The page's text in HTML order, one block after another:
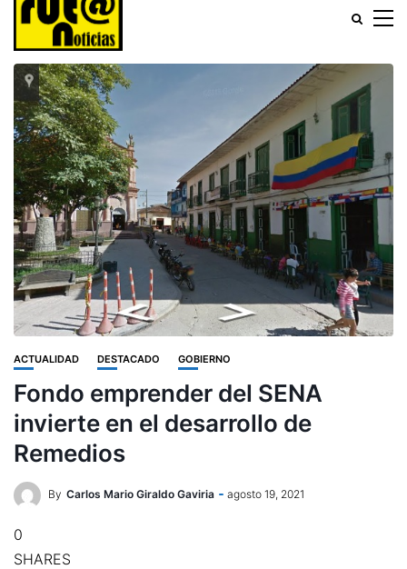
ACTUALIDAD DESTACADO GOBIERNO
Fondo emprender del SENA
invierte en el desarrollo de
Remedios
By Carlos Mario Giraldo Gaviria agosto 19, 2021
0
SHARES